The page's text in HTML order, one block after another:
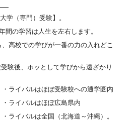
学（専門）受験】。
学習は人生を左右します。
学びが一番の力の入れどこ
験後、ホッとして学びから遠ざかり
イバルはほぼ受験校への通学圏内
ライバルはほぼ広島県内
イバルは全国（北海道～沖縄）。